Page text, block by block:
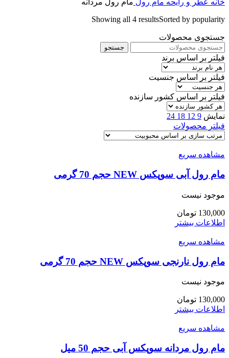
خانه عطر و رایحه مام رول مام رول مردانه
Showing all 4 resultsSorted by popularity
جستجوی محصولات
جستجو
فیلتر بر اساس برند
فیلتر بر اساس جنسیت
فیلتر بر اساس کشور سازنده
نمایش 9
12
18
24
فیلتر محصولات
مشاهده سریع
مام رول آبی سوپکس NEW حجم 70 گرمی
موجود نیست
130,000 تومان
اطلاعات بیشتر
مشاهده سریع
مام رول نارنجی سوپکس NEW حجم 70 گرمی
موجود نیست
130,000 تومان
اطلاعات بیشتر
مشاهده سریع
مام رول مردانه سوپکس آبی حجم 50 میل